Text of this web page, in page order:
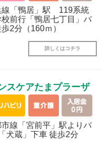
「鴨居」駅 119系統
校前行「鴨居七丁目」バ
2分（160ｍ）
詳しくはコチラ
スケアたまプラーザ
線「宮前平」駅よりバ
犬蔵」下車 徒歩2分